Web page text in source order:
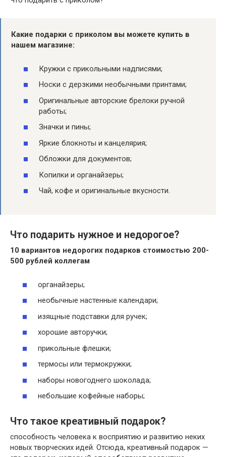
Какие подарки с приколом вы можете купить в
нашем магазине:
Кружки с прикольными надписями;
Носки с дерзкими необычными принтами;
Оригинальные авторские брелоки ручной
работы;
Значки и пины;
Яркие блокноты и канцелярия;
Обложки для документов;
Копилки и органайзеры;
Чай, кофе и оригинальные вкусности.
Что подарить нужное и недорогое?
10 вариантов недорогих подарков стоимостью 200-
500 рублей коллегам
органайзеры;
необычные настенные календари;
изящные подставки для ручек;
хорошие авторучки;
прикольные флешки;
термосы или термокружки;
наборы новогоднего шоколада;
небольшие кофейные наборы;
Что такое креативный подарок?
способность человека к восприятию и развитию неких
новых творческих идей. Отсюда, креативный подарок —